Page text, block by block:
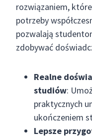
rozwiązaniem,
potrzeby
pozwalają
zdobywać
Realne
studiów:
praktycznych
ukończeniem
Lepsze